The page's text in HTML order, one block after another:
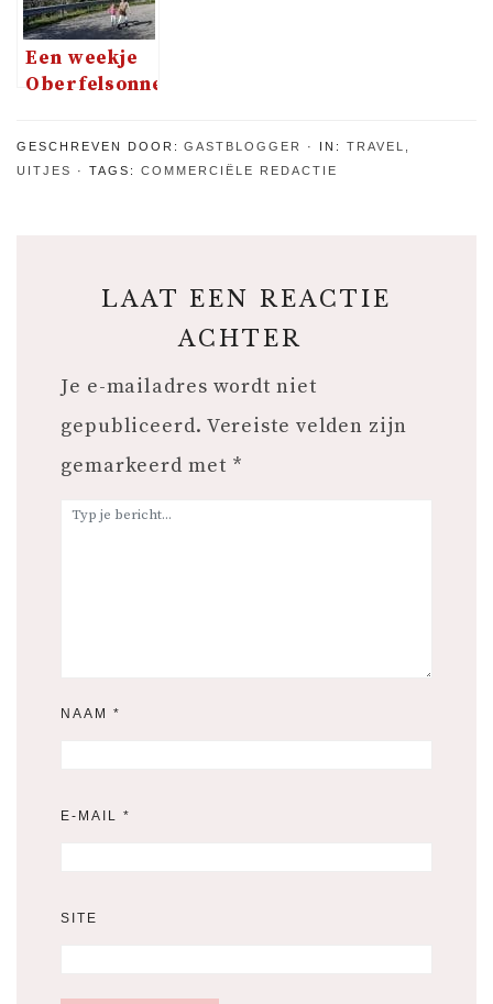
betoverend
avontuur
zonder
stress
Een weekje
Oberfelsonnerhof
Tirol, Italië
GESCHREVEN DOOR: GASTBLOGGER IN: TRAVEL
UITJES
TAGS: COMMERCIËLE REDACTIE
LAAT EEN REACTIE
ACHTER
Je e-mailadres wordt niet
gepubliceerd. Vereiste velden zijn
gemarkeerd met *
NAAM *
E-MAIL *
SITE